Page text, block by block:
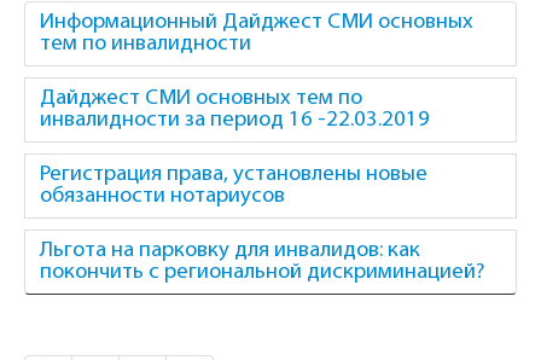
Информационный Дайджест СМИ основных
тем по инвалидности
Дайджест СМИ основных тем по
инвалидности за период 16 -22.03.2019
Регистрация права, установлены новые
обязанности нотариусов
Льгота на парковку для инвалидов: как
покончить с региональной дискриминацией?